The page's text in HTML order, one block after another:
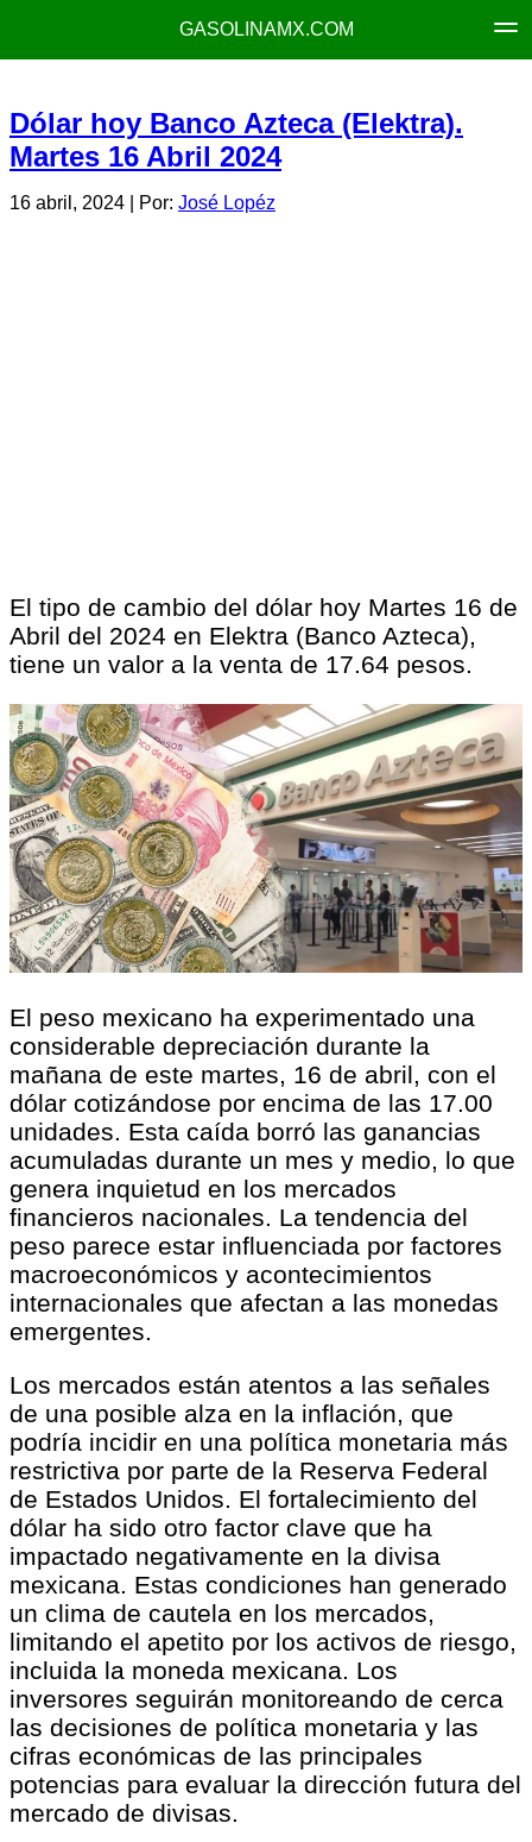
GASOLINAMX.COM
Dólar hoy Banco Azteca (Elektra).
Martes 16 Abril 2024
16 abril, 2024 | Por: José Lopéz
El tipo de cambio del dólar hoy Martes 16 de
Abril del 2024 en Elektra (Banco Azteca),
tiene un valor a la venta de 17.64 pesos.
El peso mexicano ha experimentado una
considerable depreciación durante la
mañana de este martes, 16 de abril, con el
dólar cotizándose por encima de las 17.00
unidades. Esta caída borró las ganancias
acumuladas durante un mes y medio, lo que
genera inquietud en los mercados
financieros nacionales. La tendencia del
peso parece estar influenciada por factores
macroeconómicos y acontecimientos
internacionales que afectan a las monedas
emergentes.
Los mercados están atentos a las señales
de una posible alza en la inflación, que
podría incidir en una política monetaria más
restrictiva por parte de la Reserva Federal
de Estados Unidos. El fortalecimiento del
dólar ha sido otro factor clave que ha
impactado negativamente en la divisa
mexicana. Estas condiciones han generado
un clima de cautela en los mercados,
limitando el apetito por los activos de riesgo,
incluida la moneda mexicana. Los
inversores seguirán monitoreando de cerca
las decisiones de política monetaria y las
cifras económicas de las principales
potencias para evaluar la dirección futura del
mercado de divisas.